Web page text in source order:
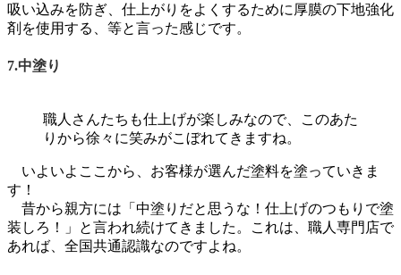
吸い込みを防ぎ、仕上がりをよくするために厚膜の下地強化
剤を使用する、等と言った感じです。
7.中塗り
職人さんたちも仕上げが楽しみなので、このあた
りから徐々に笑みがこぼれてきますね。
いよいよここから、お客様が選んだ塗料を塗っていきま
す！
昔から親方には「中塗りだと思うな！仕上げのつもりで塗
装しろ！」と言われ続けてきました。これは、職人専門店で
あれば、全国共通認識なのですよね。